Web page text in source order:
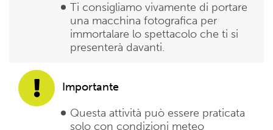
Ti consigliamo vivamente di portare
una macchina fotografica per
immortalare lo spettacolo che ti si
presenterà davanti.
Importante
Questa attività può essere praticata
solo con condizioni meteo